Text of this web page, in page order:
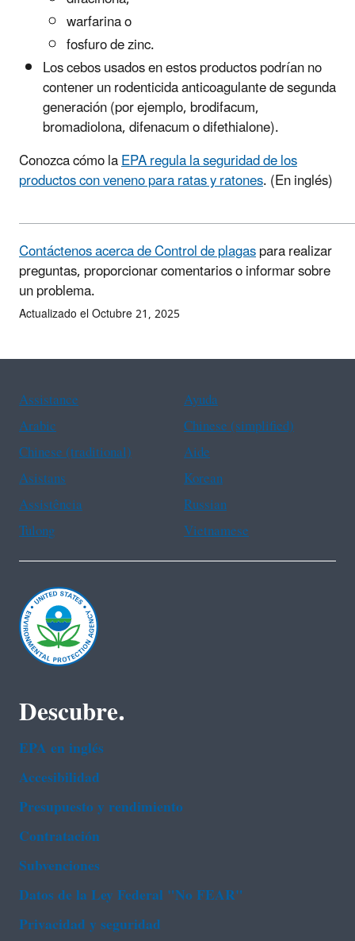
warfarina o
fosfuro de zinc.
Los cebos usados en estos productos podrían no
contener un rodenticida anticoagulante de segunda
generación (por ejemplo, brodifacum,
bromadiolona, difenacum o difethialone).
Conozca cómo laEPA regula la seguridad de los
productos con veneno para ratas y ratones.(En inglés)
Contáctenos acerca de Control de plagaspara realizar
preguntas, proporcionar comentarios o informar sobre
un problema.
Actualizado el Octubre 21, 2025
Assistance
Ayuda
Arabic
Chinese (simplified)
Chinese (traditional)
Aide
Asistans
Korean
Assistência
Russian
Tulong
Vietnamese
Descubre.
EPA en ingl‌és
Accesibilidad
Presupuesto y rendimiento
Contratación
Subvenciones
Datos de la Ley Federal "No FEAR"
Privacidad y seguridad